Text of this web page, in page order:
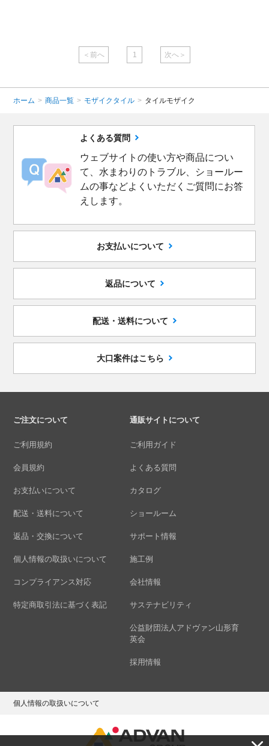
＜前へ 1 次へ＞
ホーム > 商品一覧 > モザイクタイル > タイルモザイク
よくある質問
ウェブサイトの使い方や商品につい
て、水まわりのトラブル、ショールー
ムの事などよくいただくご質問にお答
えします。
お支払いについて
返品について
配送・送料について
大口案件はこちら
ご注文について
ご利用規約
会員規約
お支払いについて
配送・送料について
返品・交換について
個人情報の取扱いについて
コンプライアンス対応
特定商取引法に基づく表記
通販サイトについて
ご利用ガイド
よくある質問
カタログ
ショールーム
サポート情報
施工例
会社情報
サステナビリティ
公益財団法人アドヴァン山形育
英会
採用情報
個人情報の取扱いについて